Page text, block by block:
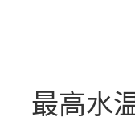
最高水